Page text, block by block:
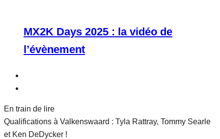
MX2K Days 2025 : la vidéo de
l’évènement
En train de lire
Qualifications à Valkenswaard : Tyla Rattray, Tommy Searle
et Ken DeDycker !